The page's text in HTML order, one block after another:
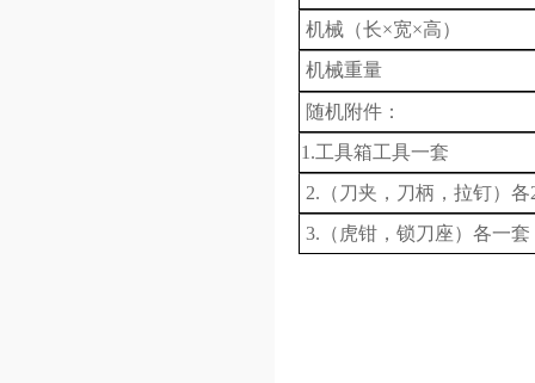
机械 （长×宽×高）
机械重量
随机附件：
1.工具箱工具一套
2. （刀夹，刀柄，拉钉）各
3. （虎钳，锁刀座）各一套